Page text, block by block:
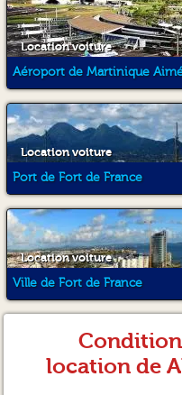
Location voiture
Aéroport de Martinique
Location voiture
Port de Fort de France
Location voiture
Ville de Fort de France
location de